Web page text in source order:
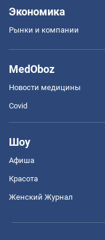
Экономика
Рынки и компании
MedOboz
Новости медицины
Covid
Шоу
Афиша
Красота
Женский Журнал